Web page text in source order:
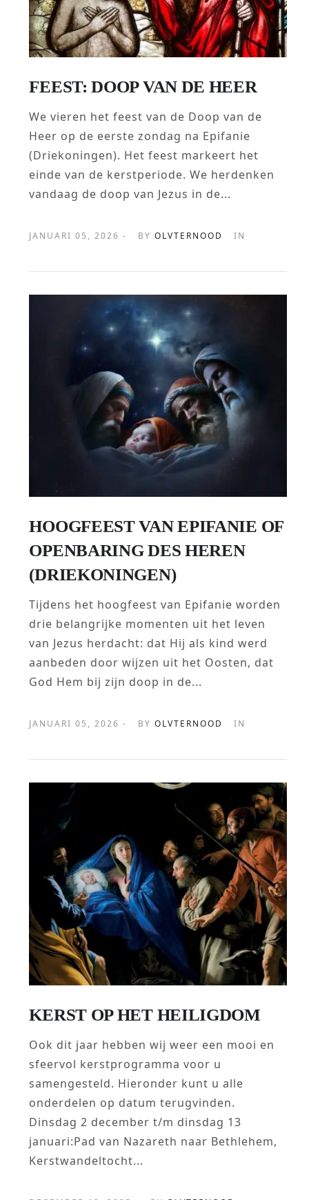
FEEST: DOOP VAN DE HEER
We vieren het feest van de Doop van de
Heer op de eerste zondag na Epifanie
(Driekoningen). Het feest markeert het
einde van de kerstperiode. We herdenken
vandaag de doop van Jezus in de...
JANUARI 05, 2026 - BYOLVTERNOOD IN
HOOGFEEST VAN EPIFANIE OF
OPENBARING DES HEREN
(DRIEKONINGEN)
Tijdens het hoogfeest van Epifanie worden
drie belangrijke momenten uit het leven
van Jezus herdacht: dat Hij als kind werd
aanbeden door wijzen uit het Oosten, dat
God Hem bij zijn doop in de...
JANUARI 05, 2026 - BYOLVTERNOOD IN
KERST OP HET HEILIGDOM
Ook dit jaar hebben wij weer een mooi en
sfeervol kerstprogramma voor u
samengesteld. Hieronder kunt u alle
onderdelen op datum terugvinden.
Dinsdag 2 december t/m dinsdag 13
januari:Pad van Nazareth naar Bethlehem,
Kerstwandeltocht...